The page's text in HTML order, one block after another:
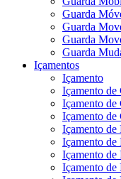
Guarda
Guarda
Guarda
Guarda
Içamentos
Içamento
Içamento de
Içamento de
Içamento de
Içamento de
Içamento de
Içamento de
Içamento de